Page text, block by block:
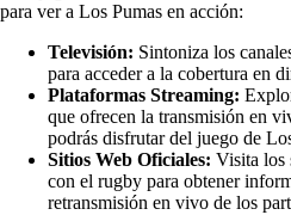
para ver a Los Pumas en acción:
Televisión: Sintoniza los
para acceder a la cobertura en
Plataformas Streaming:
que ofrecen la transmisión en
podrás disfrutar del juego de
Sitios Web Oficiales: Visita los
con el rugby para obtener
retransmisión en vivo de los